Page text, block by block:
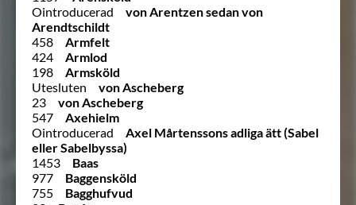
Ointroducerad
von Arentzen sedan von
Arendtschildt
458
Armfelt
424
Armlod
198
Armsköld
Utesluten
von Ascheberg
23
von Ascheberg
547
Axehielm
Ointroducerad
Axel Mårtenssons adliga ätt (Sabel
eller Sabelbyssa)
1453
Baas
977
Baggensköld
755
Bagghufvud